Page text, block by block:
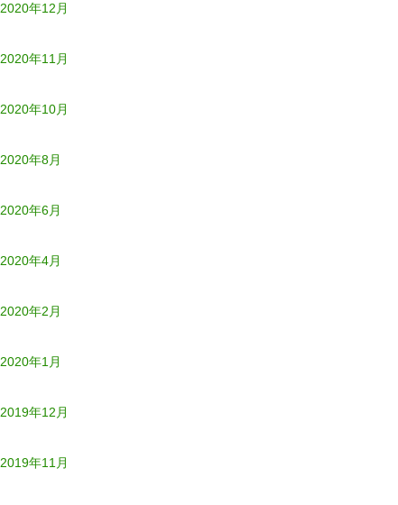
2020年12月
2020年11月
2020年10月
2020年8月
2020年6月
2020年4月
2020年2月
2020年1月
2019年12月
2019年11月